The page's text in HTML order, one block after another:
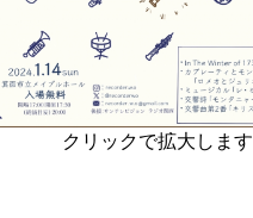
クリックで拡大します